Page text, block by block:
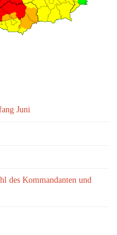
Juni
des Kommandanten und